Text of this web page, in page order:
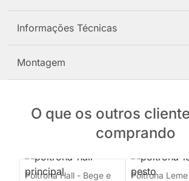
Informações Técnicas
Montagem
O que os outros
comprando
Poltrona Hall - Bege e
Poltrona